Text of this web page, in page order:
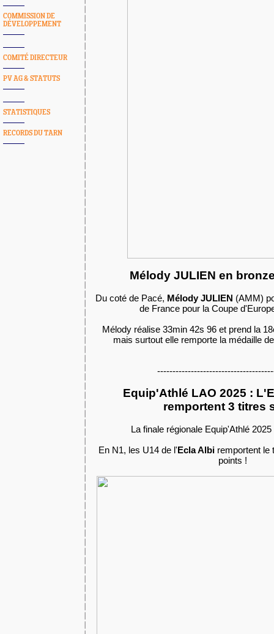
COMMISSION DE
DÉVELOPPEMENT
COMITÉ DIRECTEUR
PV AG & STATUTS
STATISTIQUES
RECORDS DU TARN
Mélody JULIEN en
Du coté de Pacé, Mélody JULIEN (AMM)
de France pour la Coupe
Mélody réalise 33min 42s 96 et prend la
mais surtout elle remporte la médaille
Equip'Athlé LAO 2025 :
remportent 3 titres
La finale régionale Equip'Athlé
En N1, les U14 de l'Ecla Albi remportent le
points !